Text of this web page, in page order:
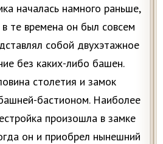
началась намного раньше,
те времена он был совсем
собой двухэтажное
без каких-либо башен.
столетия и замок
бастионом. Наиболее
произошла в замке
он и приобрел нынешний